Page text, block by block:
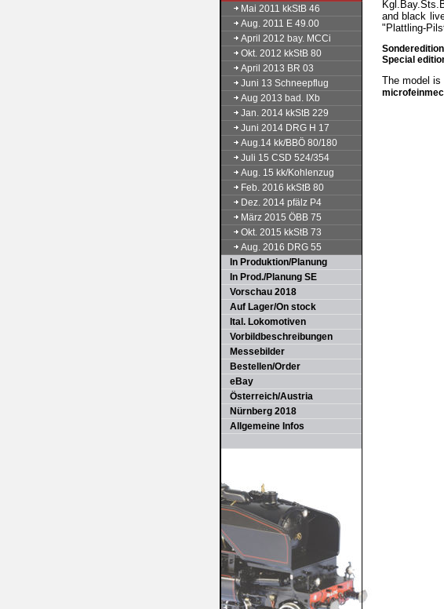
Mai 2011 kkStB 46
Aug. 2011 E 49.00
April 2012 bay. MCCi
Okt. 2012 kkStB 80
April 2013 BR 03
Juni 13 Schneepflug
Aug 2013 bad. IXb
Jan. 2014 kkStB 229
Juni 2014 DRG H 17
Aug.14 kk/BBÖ 80/180
Juli 15 CSD 524/354
Aug. 15 kk/Kohlenzug
Feb. 2016 kkStB 80
Dez. 2014 pfälz P4
März 2015 ÖBB 75
Okt. 2015 kkStB 73
Aug. 2016 DRG 55
In Produktion/Planung
In Prod./Planung SE
Vorschau 2018
Auf Lager/On stock
Ital. Lokomotiven
Vorbildbeschreibungen
Messebilder
Bestellen/Order
eBay
Österreich/Austria
Nürnberg 2018
Allgemeine Infos
and black
"Plattling-
Special
The model